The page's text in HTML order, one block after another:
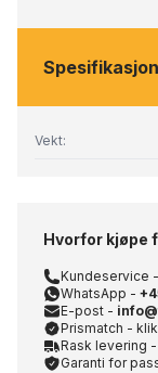
Vekt:
Hvorfor kjøpe
Kundeservice -
WhatsApp -
E-post -
Prismatch -
Rask levering -
Garanti for